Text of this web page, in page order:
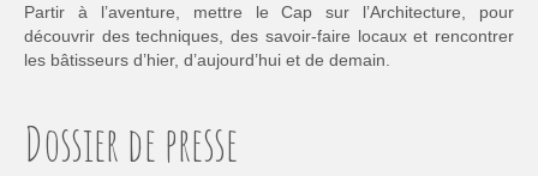
Partir à l’aventure, mettre le Cap sur l’Architecture, pour
découvrir des techniques, des savoir-faire locaux et rencontrer
les bâtisseurs d’hier, d’aujourd’hui et de demain.
Dossier de presse